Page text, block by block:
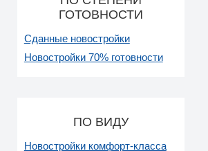
ГОТОВНОСТИ
Сданные новостройки
Новостройки 70% готовности
ПО ВИДУ
Новостройки комфорт-класса